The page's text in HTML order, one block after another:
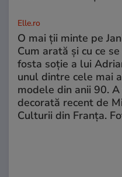
Elle.ro
O mai ții minte pe
Cum arată și cu ce
fosta soție a lui
unul dintre cele mai
modele din anii 90.
decorată recent de
Culturii din Franța.